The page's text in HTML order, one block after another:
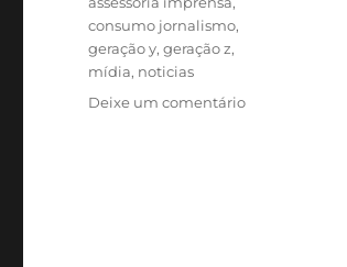
consumo jornalismo,
geração y,geração z,
mídia, noticias
Deixe um comentárioem